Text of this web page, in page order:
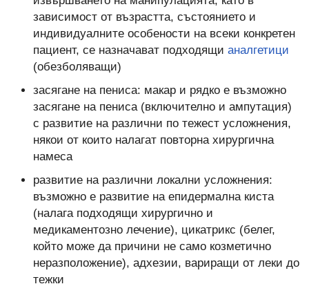
зависимост от възрастта, състоянието и
индивидуалните особености на всеки конкретен
пациент, се назначават подходящи аналгетици
(обезболяващи)
засягане на пениса: макар и рядко е възможно
засягане на пениса (включително и ампутация)
с развитие на различни по тежест усложнения,
някои от които налагат повторна хирургична
намеса
развитие на различни локални усложнения:
възможно е развитие на епидермална киста
(налага подходящи хирургично и
медикаментозно лечение), цикатрикс (белег,
който може да причини не само козметично
неразположение), адхезии, вариращи от леки до
тежки